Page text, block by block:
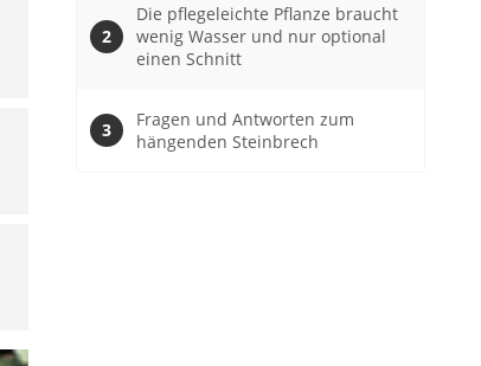
Die pflegeleichte Pflanze braucht
wenig Wasser und nur optional
einen Schnitt
Fragen und Antworten zum
hängenden Steinbrech